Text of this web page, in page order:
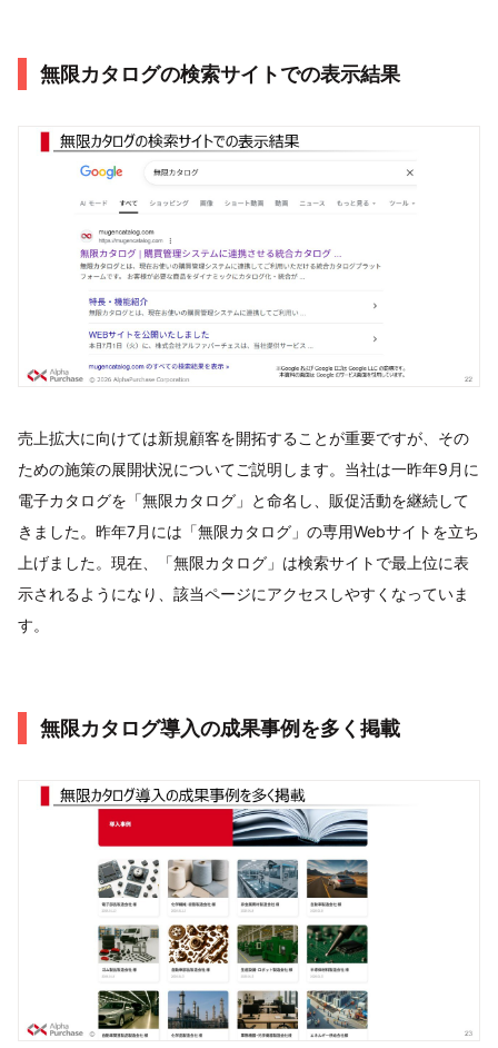
無限カタログの検索サイトでの表示結果
売上拡大に向けては新規顧客を開拓することが重要ですが、その
ための施策の展開状況についてご説明します。当社は一昨年9月に
電子カタログを「無限カタログ」と命名し、販促活動を継続して
きました。昨年7月には「無限カタログ」の専用Webサイトを立ち
上げました。現在、「無限カタログ」は検索サイトで最上位に表
示されるようになり、該当ページにアクセスしやすくなっていま
す。
無限カタログ導入の成果事例を多く掲載